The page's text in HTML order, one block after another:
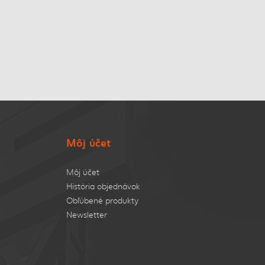
Môj účet
Môj účet
História objednávok
Obľúbené produkty
Newsletter